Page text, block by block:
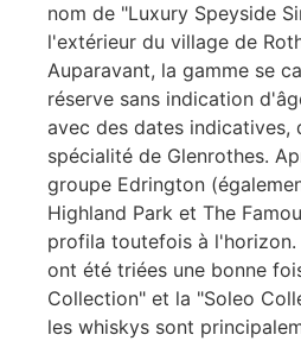
nom de "Luxury Speyside
l'extérieur du village de
Auparavant, la gamme se
réserve sans indication
avec des dates indicatives,
spécialité de Glenrothes.
groupe Edrington
Highland Park et The
profila toutefois à l'horizon.
ont été triées une bonne
Collection" et la "Soleo
les whiskys sont